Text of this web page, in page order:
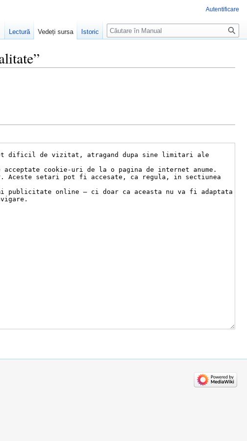
Autentificare
Lectură Vedeți sursa Istoric Căutare